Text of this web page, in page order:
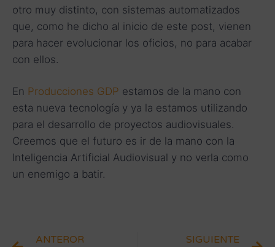
otro muy distinto, con sistemas automatizados
que, como he dicho al inicio de este post, vienen
para hacer evolucionar los oficios, no para acabar
con ellos.
En Producciones GDP estamos de la mano con
esta nueva tecnología y ya la estamos utilizando
para el desarrollo de proyectos audiovisuales.
Creemos que el futuro es ir de la mano con la
Inteligencia Artificial Audiovisual y no verla como
un enemigo a batir.
ANTEROR SIGUIENTE